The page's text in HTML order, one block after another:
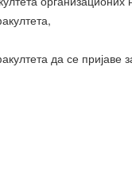
да се